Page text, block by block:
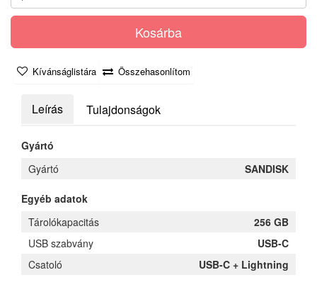
Kosárba
Kívánságlistára Összehasonlítom
Leírás Tulajdonságok
Gyártó
Gyártó
SANDISK
Egyéb adatok
Tárolókapacitás
256 GB
USB szabvány
USB-C
Csatoló
USB-C + Lightning